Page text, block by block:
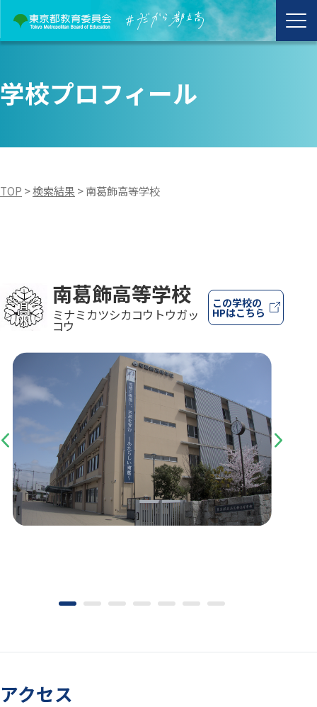
学校プロフィール
TOP >検索結果 >南葛飾高等学校
南葛飾高等学校
ミナミカツシカコウトウガッ
コウ
この学校の
HPはこちら
Previous Next
アクセス